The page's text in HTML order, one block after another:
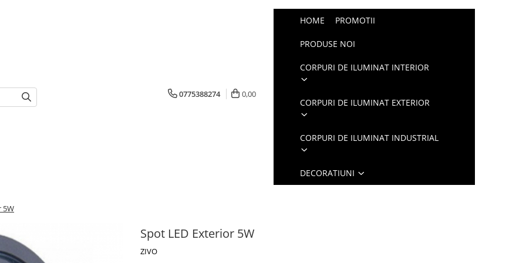
0775388274 0,00
HOME PROMOTII
PRODUSE NOI
CORPURI DE ILUMINAT INTERIOR
CORPURI DE ILUMINAT EXTERIOR
CORPURI DE ILUMINAT INDUSTRIAL
DECORATIUNI
5W
Spot LED Exterior 5W
ZIVO